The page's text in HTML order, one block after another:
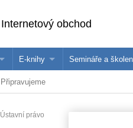
Internetový obchod
E-knihy
Jak na naše e-knihy?
Půjčit si e-knihu
Semináře a
Připravujeme
Ústavní právo